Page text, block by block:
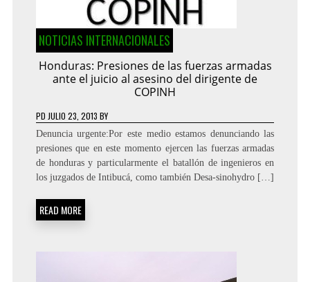
NOTICIAS INTERNACIONALES
Honduras: Presiones de las fuerzas armadas
ante el juicio al asesino del dirigente de
COPINH
PD JULIO 23, 2013 BY
Denuncia urgente:Por este medio estamos denunciando las
presiones que en este momento ejercen las fuerzas armadas
de honduras y particularmente el batallón de ingenieros en
los juzgados de Intibucá, como también Desa-sinohydro […]
READ MORE